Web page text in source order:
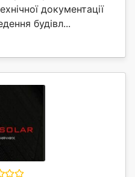
документації
будівл...